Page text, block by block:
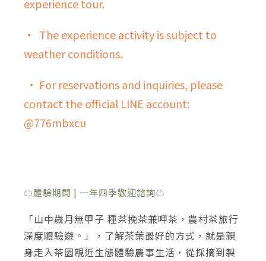
experience tour.
• The experience activity is subject to
weather conditions.
• For reservations and inquiries, please
contact the official LINE account:
@776mbxcu
☁體驗期間 | 一年四季歡迎諮詢☁ ​​
「山中歲月無甲子 種茶挽茶兼呷茶，農村茶旅行
深度體驗遊。」，了解茶葉最好的方式，就是親
身走入茶園親近生態體驗農事生活，從採摘到製